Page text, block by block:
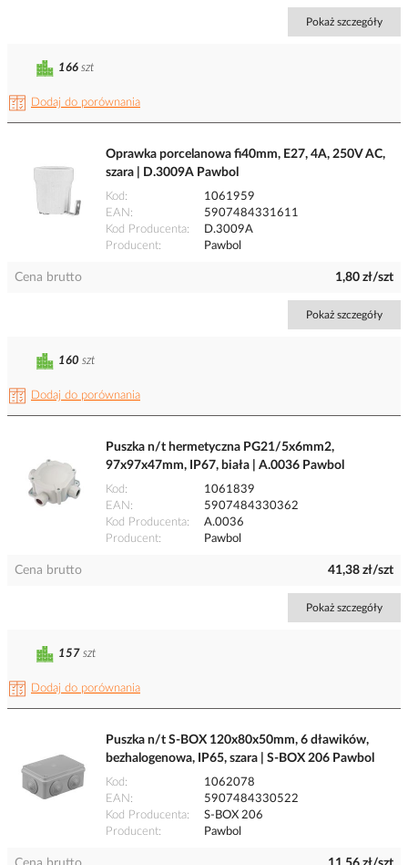
Pokaż szczegóły
Dodaj do porównania
166 szt
Oprawka porcelanowa fi40mm, E27, 4A, 250V AC,
szara | D.3009A Pawbol
Kod
1061959
EAN
5907484331611
Kod Producenta
D.3009A
Producent
Pawbol
Cena brutto 1,80 zł/szt
Pokaż szczegóły
Dodaj do porównania
160 szt
Puszka n/t hermetyczna PG21/5x6mm2,
97x97x47mm, IP67, biała | A.0036 Pawbol
Kod
1061839
EAN
5907484330362
Kod Producenta
A.0036
Producent
Pawbol
Cena brutto 41,38 zł/szt
Pokaż szczegóły
Dodaj do porównania
157 szt
Puszka n/t S-BOX 120x80x50mm, 6 dławików,
bezhalogenowa, IP65, szara | S-BOX 206 Pawbol
Kod
1062078
EAN
5907484330522
Kod Producenta
S-BOX 206
Producent
Pawbol